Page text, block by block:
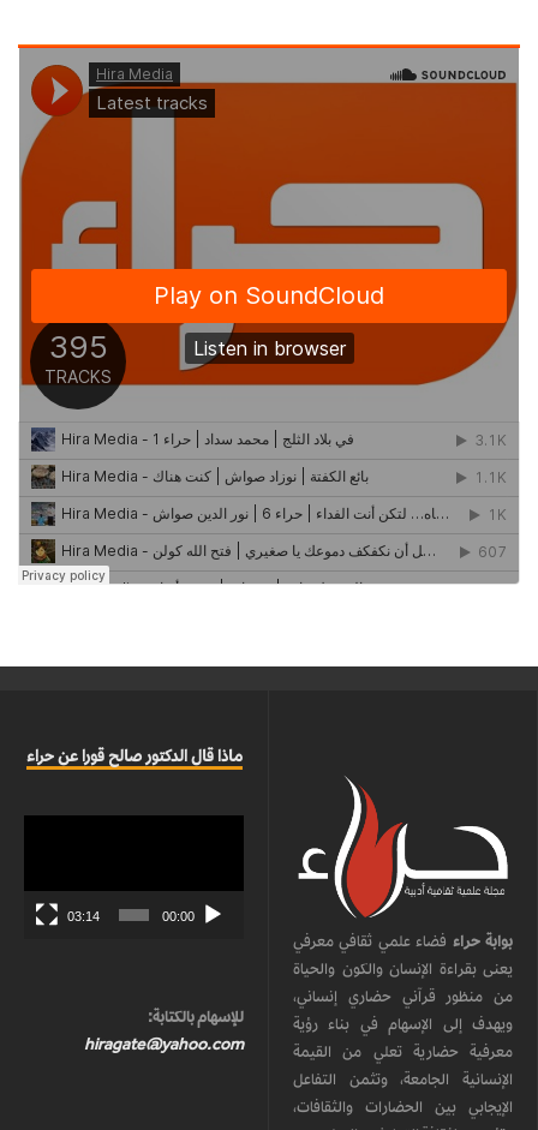
بوابة حراء فضاء علمي ثقافي معرفي
يعنى بقراءة الإنسان والكون والحياة
من منظور قرآني حضاري إنساني،
ويهدف إلى الإسهام في بناء رؤية
معرفية حضارية تعلي من القيمة
الإنسانية الجامعة، وتثمن التفاعل
الإيجابي بين الحضارات والثقافات،
ماذا قال الدكتور صالح قورا عن حراء
00:00
03:14
للإسهام بالكتابة:
hiragate@yahoo.com